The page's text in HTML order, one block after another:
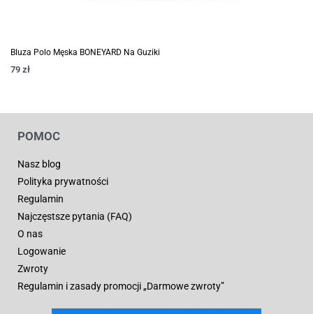
Bluza Polo Męska BONEYARD Na Guziki
79 zł
POMOC
Nasz blog
Polityka prywatności
Regulamin
Najczęstsze pytania (FAQ)
O nas
Logowanie
Zwroty
Regulamin i zasady promocji „Darmowe zwroty”